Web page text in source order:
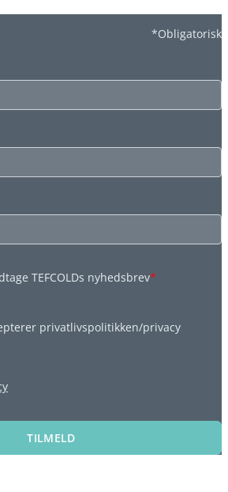
*Obligatorisk
TEFCOLDs nyhedsbrev*
privatlivspolitikken/privacy
TILMELD